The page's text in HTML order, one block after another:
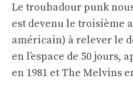
Le troubadour punk
est devenu le troisième
américain) à relever le
en l’espace de 50 jours,
en 1981 et The Melvins